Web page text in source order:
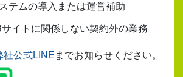
テムの導入または運営補助
イトに関係しない契約外の業務
社公式LINE までお知らせください。